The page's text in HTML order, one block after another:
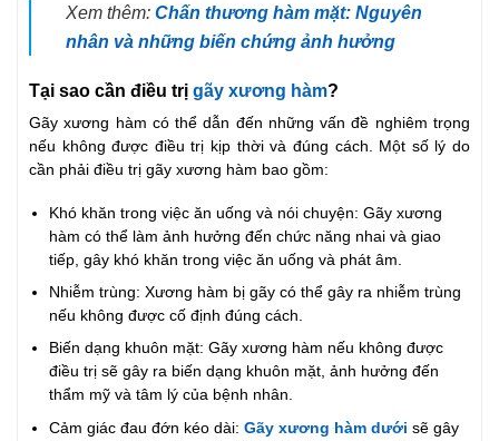
Xem thêm: Chấn thương hàm mặt: Nguyên
nhân và những biến chứng ảnh hưởng
Tại sao cần điều trị gãy xương hàm?
Gãy xương hàm có thể dẫn đến những vấn đề nghiêm trọng
nếu không được điều trị kịp thời và đúng cách. Một số lý do
cần phải điều trị gãy xương hàm bao gồm:
Khó khăn trong việc ăn uống và nói chuyện: Gãy xương
hàm có thể làm ảnh hưởng đến chức năng nhai và giao
tiếp, gây khó khăn trong việc ăn uống và phát âm.
Nhiễm trùng: Xương hàm bị gãy có thể gây ra nhiễm trùng
nếu không được cố định đúng cách.
Biến dạng khuôn mặt: Gãy xương hàm nếu không được
điều trị sẽ gây ra biến dạng khuôn mặt, ảnh hưởng đến
thẩm mỹ và tâm lý của bệnh nhân.
Cảm giác đau đớn kéo dài: Gãy xương hàm dưới sẽ gây